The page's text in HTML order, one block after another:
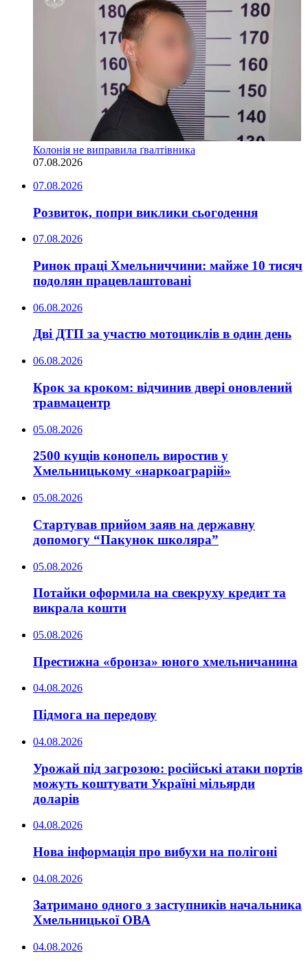
Колонія не виправила ґвалтівника
07.08.2026
07.08.2026
Розвиток, попри виклики сьогодення
07.08.2026
Ринок праці Хмельниччини: майже 10 тисяч
подолян працевлаштовані
06.08.2026
Дві ДТП за участю мотоциклів в один день
06.08.2026
Крок за кроком: відчинив двері оновлений
травмацентр
05.08.2026
2500 кущів конопель виростив у
Хмельницькому «наркоаграрій»
05.08.2026
Стартував прийом заяв на державну
допомогу “Пакунок школяра”
05.08.2026
Потайки оформила на свекруху кредит та
викрала кошти
05.08.2026
Престижна «бронза» юного хмельничанина
04.08.2026
Підмога на передову
04.08.2026
Урожай під загрозою: російські атаки портів
можуть коштувати Україні мільярди
доларів
04.08.2026
Нова інформація про вибухи на полігоні
04.08.2026
Затримано одного з заступників начальника
Хмельницької ОВА
04.08.2026